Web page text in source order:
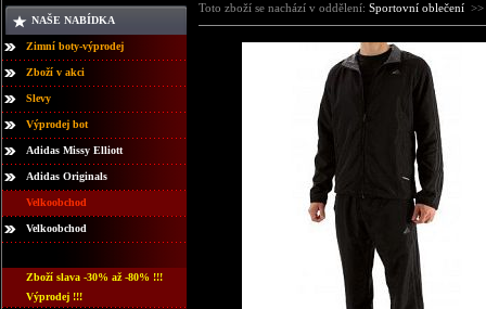
NAŠE NABÍDKA
Zimní boty-výprodej
Zboží v akci
Slevy
Výprodej bot
Adidas Missy Elliott
Adidas Originals
Velkoobchod
Velkoobchod
Zboží slava -30% až -80% !!!
Výprodej !!!
Toto zboží se nachází v oddělení: Sportovní oblečení >>